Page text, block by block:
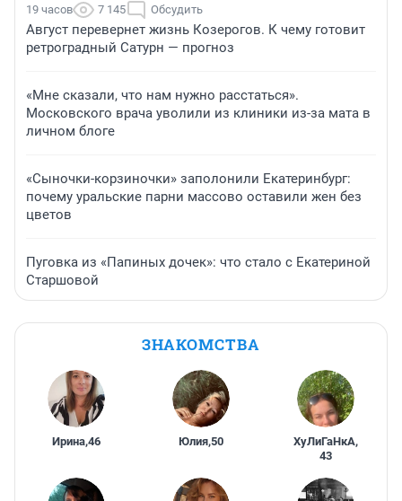
19 часов 7 145 Обсудить
Август перевернет жизнь Козерогов. К чему готовит
ретроградный Сатурн — прогноз
«Мне сказали, что нам нужно расстаться».
Московского врача уволили из клиники из-за мата в
личном блоге
«Сыночки-корзиночки» заполонили Екатеринбург:
почему уральские парни массово оставили жен без
цветов
Пуговка из «Папиных дочек»: что стало с Екатериной
Старшовой
ЗНАКОМСТВА
Ирина,46 Юлия,50 ХуЛиГаНкА,
43